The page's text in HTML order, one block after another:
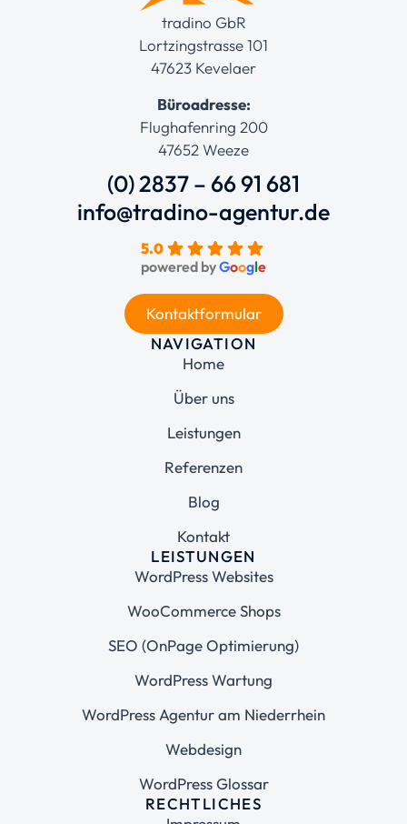
tradino GbR
Lortzingstrasse 101
47623 Kevelaer
Büroadresse:
Flughafenring 200
47652 Weeze
(0) 2837 – 66 91 681
info@tradino-agentur.de
5.0
powered byGoogle
Kontaktformular
NAVIGATION
Home
Über uns
Leistungen
Referenzen
Blog
Kontakt
LEISTUNGEN
WordPress Websites
WooCommerce Shops
SEO (OnPage Optimierung)
WordPress Wartung
WordPress Agentur am Niederrhein
Webdesign
WordPress Glossar
RECHTLICHES